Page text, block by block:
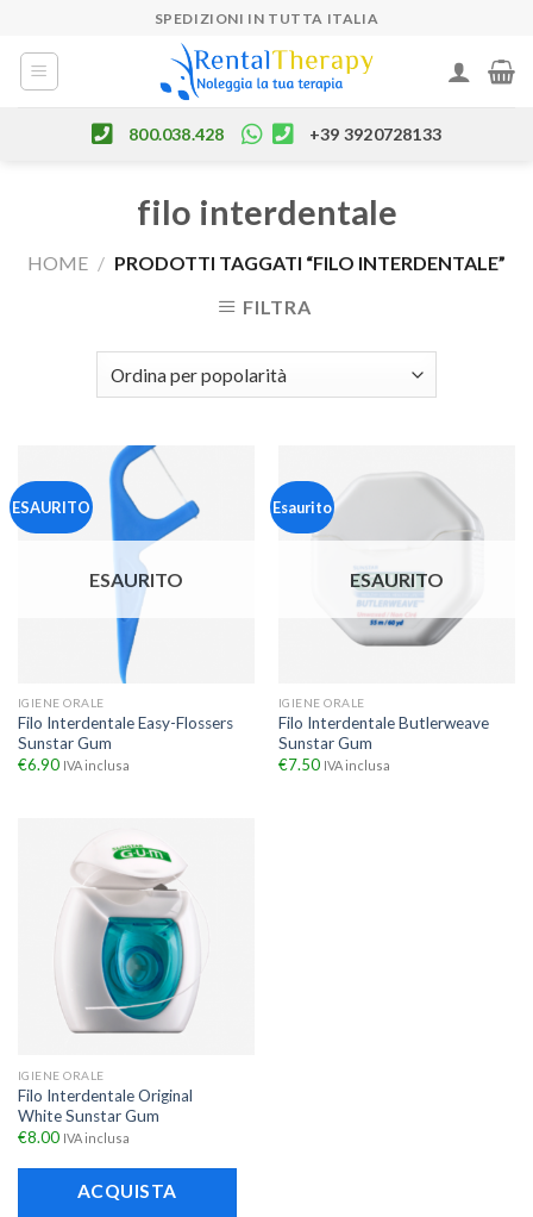
content
SPEDIZIONI IN TUTTA ITALIA
800.038.428 +39 3920728133
filo interdentale
HOME / PRODOTTI TAGGATI “FILO INTERDENTALE”
FILTRA
ESAURITO
ESAURITO
IGIENE ORALE
Filo Interdentale Easy-Flossers
Sunstar Gum
€6.90 IVA inclusa
Esaurito
ESAURITO
IGIENE ORALE
Filo Interdentale Butlerweave
Sunstar Gum
€7.50 IVA inclusa
IGIENE ORALE
Filo Interdentale Original
White Sunstar Gum
€8.00 IVA inclusa
ACQUISTA